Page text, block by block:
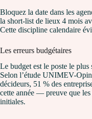
Bloquez la date dans les
la short-list de lieux 4 mois
Cette discipline calendaire
Les erreurs budgétaires
Le budget est le poste le plus
Selon l’étude UNIMEV-
décideurs, 51 % des
cette année — preuve que les
initiales.